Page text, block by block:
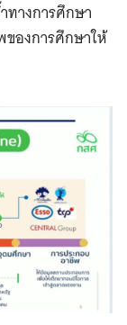
ทางการศึกษา
องการศึกษาให้